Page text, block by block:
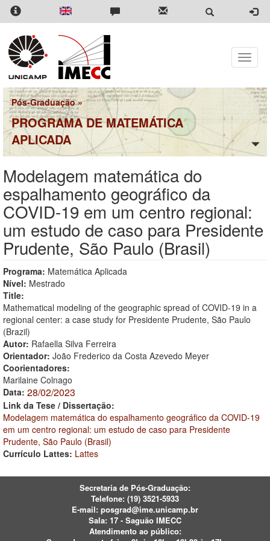
Pular
para
conteúdo
principal
Toggle
Pós-Graduação»
PROGRAMA DE MATEMÁTICA
APLICADA
Modelagem matemática do
espalhamento geográfico da
COVID-19 em um centro regional:
um estudo de caso para Presidente
Prudente, São Paulo (Brasil)
Programa: Matemática Aplicada
Nível: Mestrado
Title:
Mathematical modeling of the geographic spread of COVID-19 in a
regional center: a case study for Presidente Prudente, São Paulo
(Brazil)
Autor: Rafaella Silva Ferreira
Orientador: João Frederico da Costa Azevedo Meyer
Coorientadores:
Marilaine Colnago
Data: 28/02/2023
Link da Tese / Dissertação:
Modelagem matemática do espalhamento geográfico da COVID-19
em um centro regional: um estudo de caso para Presidente
Prudente, São Paulo (Brasil)
Currículo Lattes: Lattes
Secretaria de Pós-Graduação:
Telefone: (19) 3521-5933
E-mail: posgrad@ime.unicamp.br
Sala: 17 - Saguão IMECC
Atendimento ao público: